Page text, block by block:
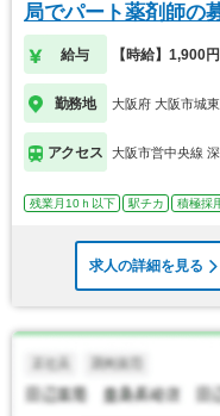
局でパート薬剤師の
給与 【時給】1,900
勤務地 大阪府 大阪市城
アクセス 大阪市営中央線
残業月10ｈ以下 駅チカ 積極採
求人の詳細を見る